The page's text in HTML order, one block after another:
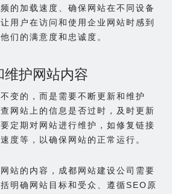
的加载速度、确保网站在不同设备
用户在访问和使用企业网站时感到
们的满意度和忠诚度。
维护网站内容
变的，而是需要不断更新和维护
网站上的信息是否过时，及时更新
定期对网站进行维护，如修复链接
度等，以确保网站的正常运行。
站的内容，成都网站建设公司需要
明确网站目标和受众、遵循SEO原